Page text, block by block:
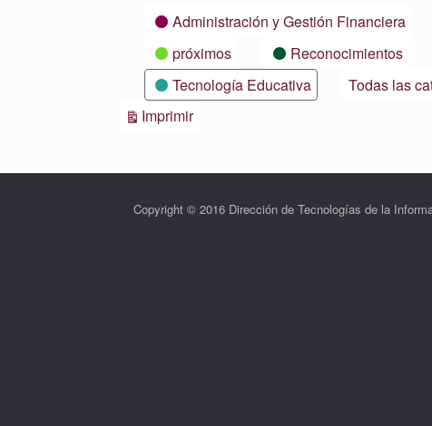
CategoríasAdministración y Gestión Financiera
próximos
Reconocimientos
Tecnología Educativa
Todas las
ImprimirVistas
Copyright © 2016 Dirección de Tecnologías de la